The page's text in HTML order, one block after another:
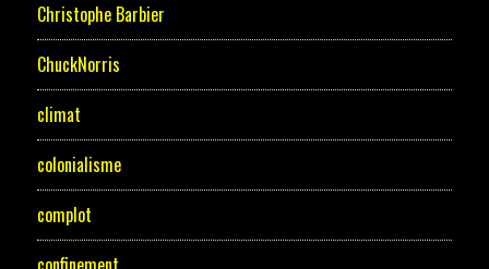
Christophe Barbier
ChuckNorris
climat
colonialisme
complot